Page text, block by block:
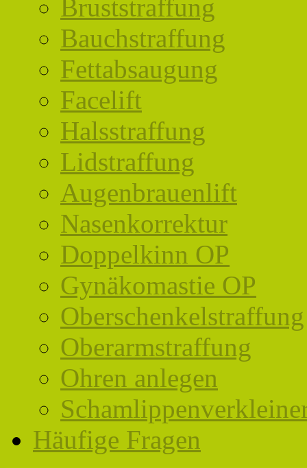
Bruststraffung
Bauchstraffung
Fettabsaugung
Facelift
Halsstraffung
Lidstraffung
Augenbrauenlift
Nasenkorrektur
Doppelkinn OP
Gynäkomastie OP
Oberschenkelstraffung
Oberarmstraffung
Ohren anlegen
Häufige Fragen